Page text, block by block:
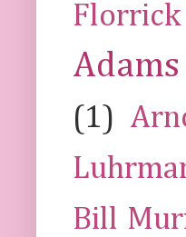
Florrick
Adams
(1)
Bill